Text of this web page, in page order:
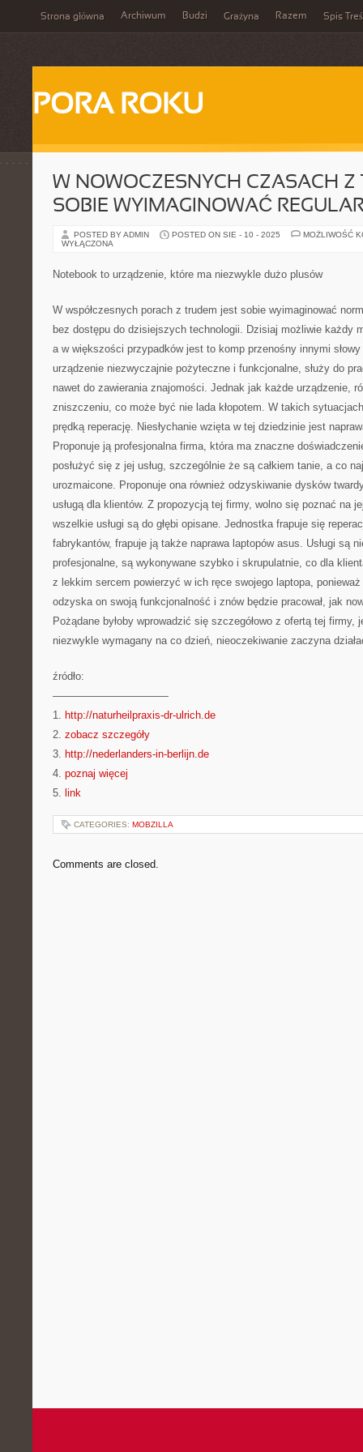
Strona główna Archiwum Budzi Grażyna Razem Spis
PORA ROKU
W NOWOCZESNYCH CZASACH Z
SOBIE WYIMAGINOWAĆ
POSTED BY ADMIN POSTED ON SIE - 10 - 2025
MOŻLIWOŚĆ
WYŁĄCZONA
Notebook to urządzenie, które ma niezwykle dużo plusów
W współczesnych porach z trudem jest sobie wyimaginować
bez dostępu do dzisiejszych technologii. Dzisiaj możliwie każdy
a w większości przypadków jest to komp przenośny innymi
urządzenie niezwyczajnie pożyteczne i funkcjonalne, służy do
nawet do zawierania znajomości. Jednak jak każde urządzenie,
zniszczeniu, co może być nie lada kłopotem. W takich
prędką reperację. Niesłychanie wzięta w tej dziedzinie jest
Proponuje ją profesjonalna firma, która ma znaczne
posłużyć się z jej usług, szczególnie że są całkiem tanie, a co
urozmaicone. Proponuje ona również odzyskiwanie dysków
usługą dla klientów. Z propozycją tej firmy, wolno się poznać na
wszelkie usługi są do głębi opisane. Jednostka frapuje się
fabrykantów, frapuje ją także naprawa laptopów asus. Usługi są
profesjonalne, są wykonywane szybko i skrupulatnie, co dla
z lekkim sercem powierzyć w ich ręce swojego laptopa,
odzyska on swoją funkcjonalność i znów będzie pracował, jak
Pożądane byłoby wprowadzić się szczegółowo z ofertą tej
niezwykle wymagany na co dzień, nieoczekiwanie zaczyna
źródło:
———————————
1. http://naturheilpraxis-dr-ulrich.de
2. zobacz szczegóły
3. http://nederlanders-in-berlijn.de
4. poznaj więcej
5. link
CATEGORIES: MOBZILLA
Comments are closed.